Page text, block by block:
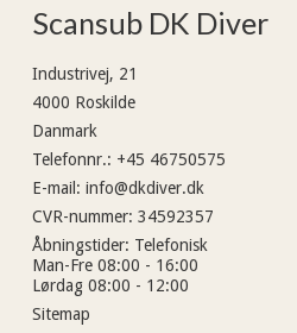
Scansub DK Diver
Industrivej, 21
4000 Roskilde
Danmark
Telefonnr.: +45 46750575
E-mail : info@dkdiver.dk
CVR-nummer: 34592357
Åbningstider: Telefonisk
Man-Fre 08:00 - 16:00
Lørdag 08:00 - 12:00
Sitemap